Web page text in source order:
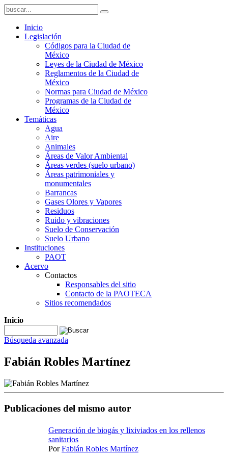
Inicio
Legislación
Códigos para la Ciudad de
México
Leyes de la Ciudad de México
Reglamentos de la Ciudad de
México
Normas para Ciudad de México
Programas de la Ciudad de
México
Temáticas
Agua
Aire
Animales
Áreas de Valor Ambiental
Áreas verdes (suelo urbano)
Áreas patrimoniales y
monumentales
Barrancas
Gases Olores y Vapores
Residuos
Ruido y vibraciones
Suelo de Conservación
Suelo Urbano
Instituciones
PAOT
Acervo
Contactos
Responsables del sitio
Contacto de la PAOTECA
Sitios recomendados
Inicio
Búsqueda avanzada
Fabián Robles Martínez
Publicaciones del mismo autor
Generación de biogás y lixiviados en los rellenos
sanitarios
PorFabián Robles Martínez